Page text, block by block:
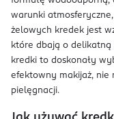
warunki
żelowych kredek jest
które dbają o delikatną
kredki to doskonały
efektowny makijaż, nie
pielęgnacji.